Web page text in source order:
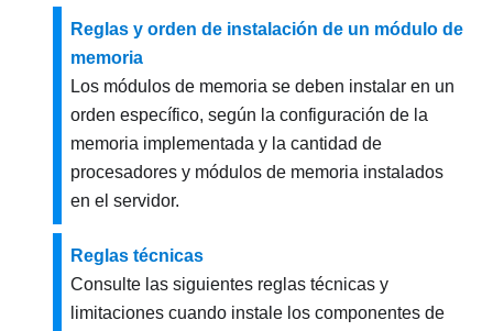
Reglas y orden de instalación de un módulo de
memoria
Los módulos de memoria se deben instalar en un
orden específico, según la configuración de la
memoria implementada y la cantidad de
procesadores y módulos de memoria instalados
en el servidor.
Reglas técnicas
Consulte las siguientes reglas técnicas y
limitaciones cuando instale los componentes de